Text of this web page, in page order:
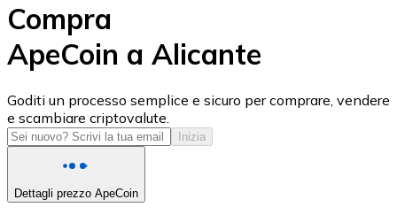
USD Coin
USDC
Compra
ApeCoin a Alicante
Goditi un processo semplice e sicuro per comprare, vendere
e scambiare criptovalute.
Inizia
Dettagli prezzo ApeCoin